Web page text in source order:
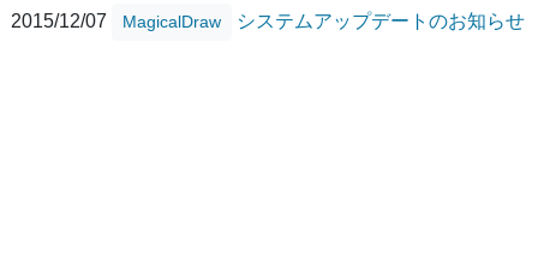
2015/12/07
MagicalDraw システムアップデートのお知らせ